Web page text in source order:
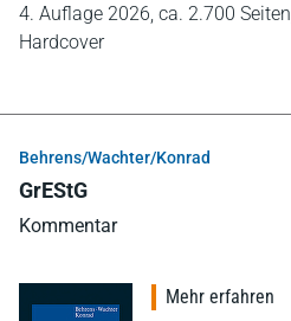
4. Auflage 2026, ca. 2.700 Seiten,
Hardcover
Behrens/Wachter/Konrad
GrEStG
Kommentar
Mehr erfahren